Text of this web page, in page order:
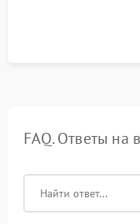
для контроля
FAQ. Ответы на